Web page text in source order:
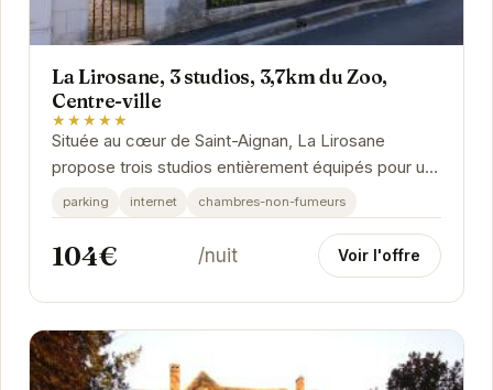
La Lirosane, 3 studios, 3,7km du Zoo,
Centre-ville
★★★★★
Située au cœur de Saint-Aignan, La Lirosane
propose trois studios entièrement équipés pour un
séjour confortable. À proximité du ZooParc de...
parking internet chambres-non-fumeurs
104€ /nuit Voir l'offre